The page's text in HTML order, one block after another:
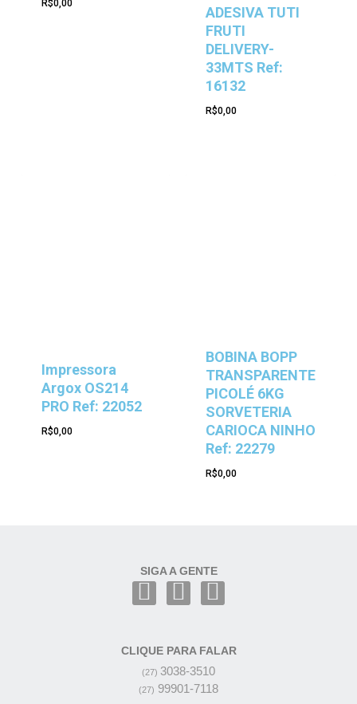
R$0,00
ADESIVA TUTI
FRUTI
DELIVERY-
33MTS Ref:
16132
R$0,00
Impressora
Argox OS214
PRO Ref: 22052
R$0,00
BOBINA BOPP
TRANSPARENTE
PICOLÉ 6KG
SORVETERIA
CARIOCA NINHO
Ref: 22279
R$0,00
SIGA A GENTE
CLIQUE PARA FALAR
(27) 3038-3510
(27) 99901-7118